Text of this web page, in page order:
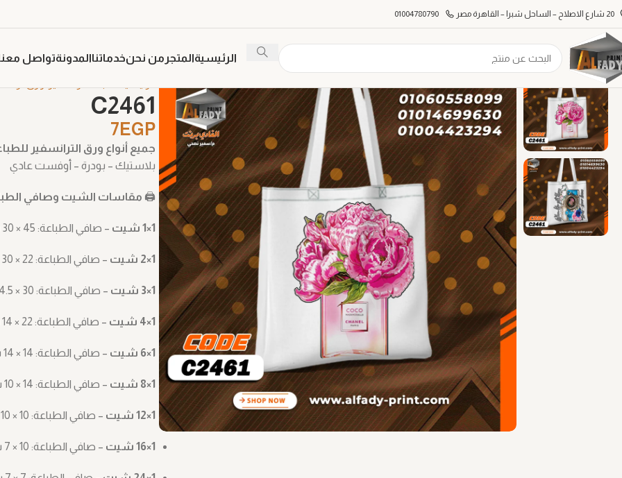
20 شارع الاصلاح – الساحل شبرا – القاهرة مصر 01004780790
الرئيسيةالمتجر من نحنخدماتناالمدونةتواصل
C2461
7 EGP
جميع أنواع ورق الترانسفير
بلاستيك – بودرة – أوفست عادي
🖨️ مقاسات الشيت وصافي
1×1 شيت – صافي الطباعة: ‎30 × 45 سم
1×2 شيت – صافي الطباعة: ‎30 × 22 سم
1×3 شيت – صافي الطباعة: ‎14.5 × 30 سم
1×4 شيت – صافي الطباعة: ‎14 × 22 سم
1×6 شيت – صافي الطباعة: ‎14 × 14 سم
1×8 شيت – صافي الطباعة: ‎10 × 14 سم
1×12 شيت – صافي الطباعة: ‎10 × 10 سم
1×16 شيت – صافي الطباعة: ‎7 × 10 سم